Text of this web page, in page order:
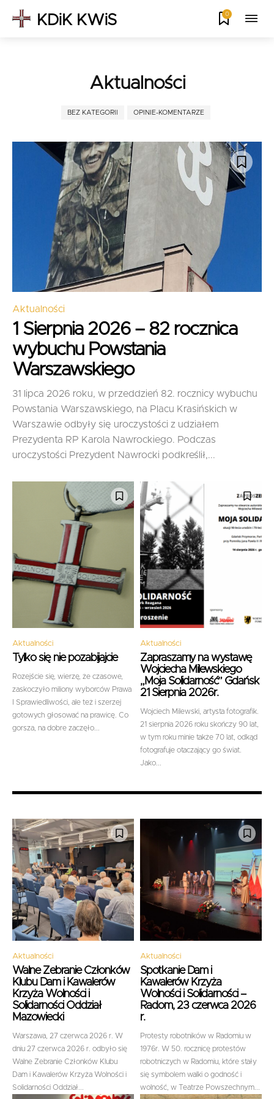
KDiK KWiS 0
Aktualności
BEZ KATEGORII OPINIE-KOMENTARZE
Aktualności
1 Sierpnia 2026 – 82 rocznica
wybuchu Powstania
Warszawskiego
31 lipca 2026 roku, w przeddzień 82. rocznicy wybuchu
Powstania Warszawskiego, na Placu Krasińskich w
Warszawie odbyły się uroczystości z udziałem
Prezydenta RP Karola Nawrockiego. Podczas
uroczystości Prezydent Nawrocki podkreślił,...
Aktualności
Tylko się nie pozabijajcie
Rozejście się, wierzę, że czasowe,
zaskoczyło miliony wyborców Prawa
I Sprawiedliwości, ale też i szerzej
gotowych głosować na prawicę. Co
gorsza, na dobre zaczęło...
Aktualności
Zapraszamy na wystawę
Wojciecha Milewskiego
„Moja Solidarność” Gdańsk
21 Sierpnia 2026r.
Wojciech Milewski, artysta fotografik.
21 sierpnia 2026 roku skończy 90 lat,
w tym roku minie także 70 lat, odkąd
fotografuje otaczający go świat.
Jako...
Aktualności
Walne Zebranie Członków
Klubu Dam i Kawalerów
Krzyża Wolności i
Solidarności Oddział
Mazowiecki
Warszawa, 27 czerwca 2026 r. W
dniu 27 czerwca 2026 r. odbyło się
Walne Zebranie Członków Klubu
Dam i Kawalerów Krzyża Wolności i
Solidarności Oddział...
Aktualności
Spotkanie Dam i
Kawalerów Krzyża
Wolności i Solidarności –
Radom, 23 czerwca 2026
r.
Protesty robotników w Radomiu w
1976r. W 50. rocznicę protestów
robotniczych w Radomiu, które stały
się symbolem walki o godność i
wolność, w Teatrze Powszechnym...